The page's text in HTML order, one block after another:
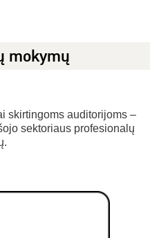
mokymų
skirtingoms auditorijoms –
sektoriaus profesionalų